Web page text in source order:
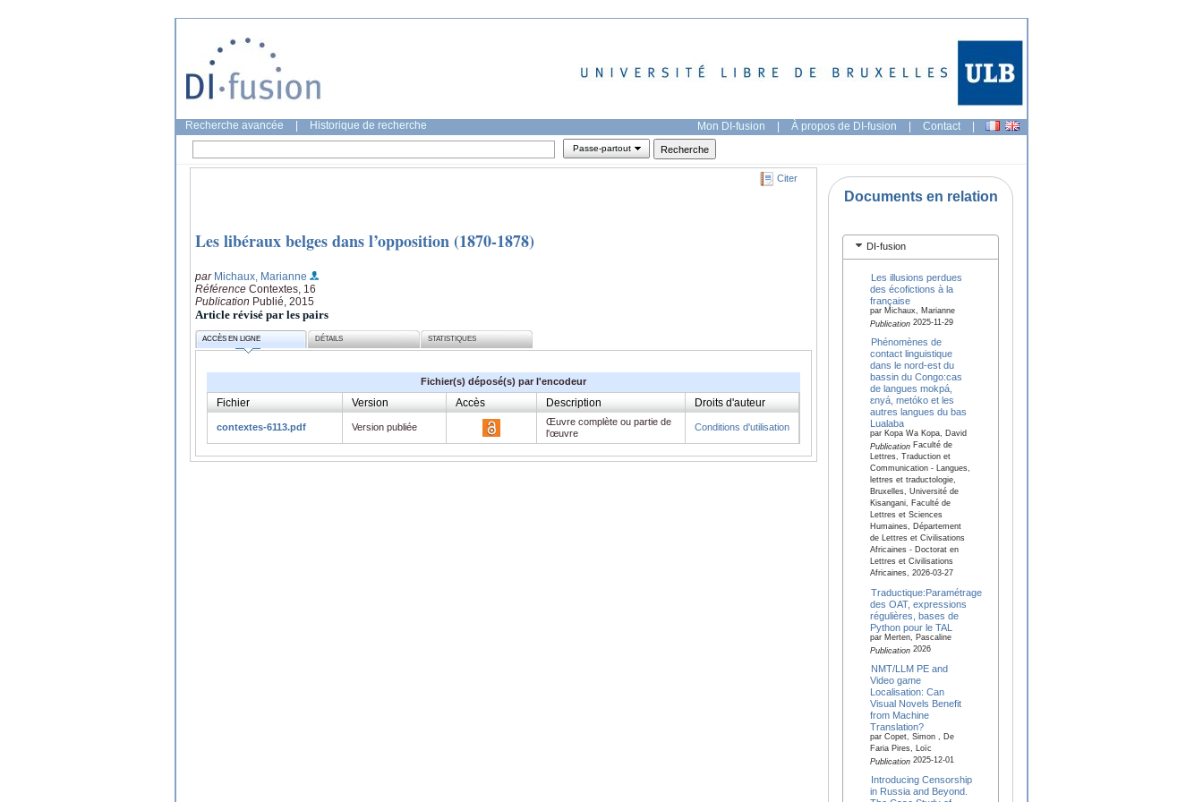
Recherche avancée Historique de recherche Mon DI-fusion | À propos de DI-fusion | Contact |
Passe-partout
Citer
Les libéraux belges dans l’opposition (1870-1878)
par Michaux, Marianne
Référence Contextes, 16
Publication Publié, 2015
Article révisé par les pairs
ACCÈS EN LIGNE DÉTAILS STATISTIQUES
Fichier(s) déposé(s) par l'encodeur
Fichier Version Accès Description Droits d'auteur
contextes-6113.pdf Version publiée
Œuvre complète ou partie de
l'œuvre
Conditions d'utilisation
Documents en relation
DI-fusion
Les illusions perdues
des écofictions à la
française
par Michaux, Marianne
Publication2025-11-29
Phénomènes de
contact linguistique
dans le nord-est du
bassin du Congo:cas
de langues mokpá,
ɛnyá, metóko et les
autres langues du bas
Lualaba
par Kopa Wa Kopa, David
PublicationFaculté de
Lettres, Traduction et
Communication - Langues,
lettres et traductologie,
Bruxelles, Université de
Kisangani, Faculté de
Lettres et Sciences
Humaines, Département
de Lettres et Civilisations
Africaines - Doctorat en
Lettres et Civilisations
Africaines, 2026-03-27
Traductique:Paramétrage
des OAT, expressions
régulières, bases de
Python pour le TAL
par Merten, Pascaline
Publication2026
NMT/LLM PE and
Video game
Localisation: Can
Visual Novels Benefit
from Machine
Translation?
par Copet, Simon , De
Faria Pires, Loïc
Publication2025-12-01
Introducing Censorship
in Russia and Beyond.